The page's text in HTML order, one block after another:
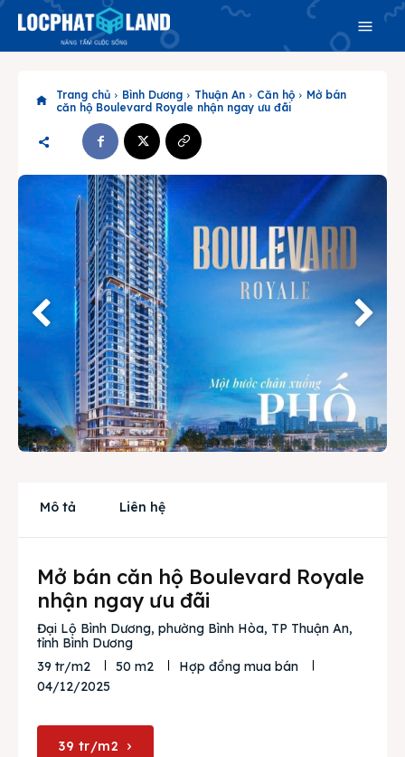
Search
Search
Phiên bản cập nhật V3
& tìm kiếm nhanh chóng hơn
Trang chủ
Dự án
Mua bán
Cho thuê
Liên hệ
Search
Trang chủ Bình Dương Thuận An Căn hộ
Mở bán
căn hộ Boulevard Royale nhận ngay ưu đãi
Mô tả Liên hệ
Mở bán căn hộ Boulevard Royale
nhận ngay ưu đãi
Đại Lộ Bình Dương, phường Bình Hòa, TP Thuận An,
tỉnh Bình Dương
39 tr/m2
50 m2
Hợp đồng mua bán
04/12/2025
39 tr/m2